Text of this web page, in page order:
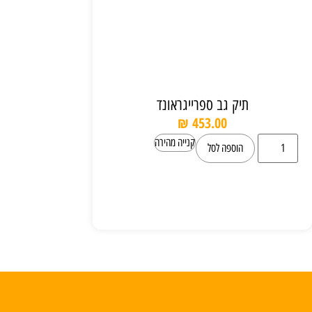
תיק גב ספרייגראונד
₪ 453.00
הוספה לסל קנייה מהירה